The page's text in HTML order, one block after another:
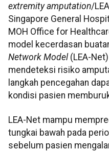
extremity amputation/
Singapore General
MOH Office for
model kecerdasan
Network Model (LEA-
mendeteksi risiko
langkah pencegahan
kondisi pasien
LEA-Net mampu
tungkai bawah pada
sebelum pasien